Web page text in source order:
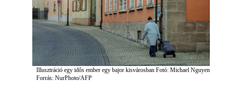
Illusztráció egy idős ember egy bajor kisvárosban Fotó: Michael Nguyen
Forrás: NurPhoto/AFP